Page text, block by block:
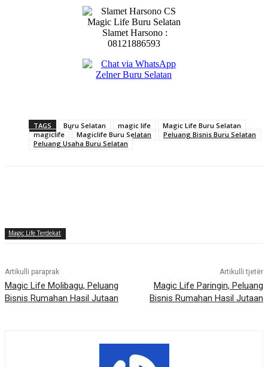
Slamet Harsono :
08121886593
TAGS Buru Selatan magic life
Magic Life Buru Selatan
magiclife
Magiclife Buru Selatan
Peluang Bisnis Buru Selatan
Peluang Usaha Buru Selatan
Magic Life Terdekat
Artikulli paraprak
Magic Life Molibagu, Peluang
Bisnis Rumahan Hasil Jutaan
Artikulli tjetër
Magic Life Paringin, Peluang
Bisnis Rumahan Hasil Jutaan